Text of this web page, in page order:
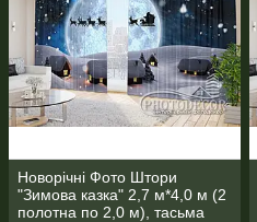
Новорічні Фото Штори
"Зимова казка" 2,7 м*4,0 м (2
полотна по 2,0 м), тасьма